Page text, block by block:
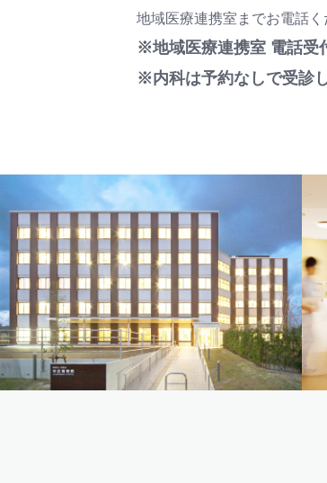
地域医療連携室までお電話く
※地域医療連携室 電話受
※内科は予約なしで受診